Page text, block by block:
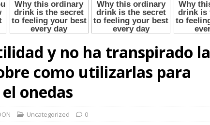
y no ha transpirado la
como utilizarlas para
onedas
Uncategorized 0